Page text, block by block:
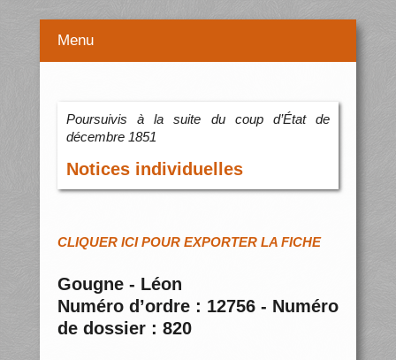
Menu
Poursuivis à la suite du coup d’État de
décembre 1851
Notices individuelles
CLIQUER ICI POUR EXPORTER LA FICHE
Gougne - Léon
Numéro d’ordre : 12756 - Numéro
de dossier : 820